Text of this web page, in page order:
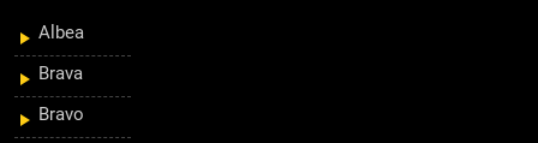
Albea
Brava
Bravo